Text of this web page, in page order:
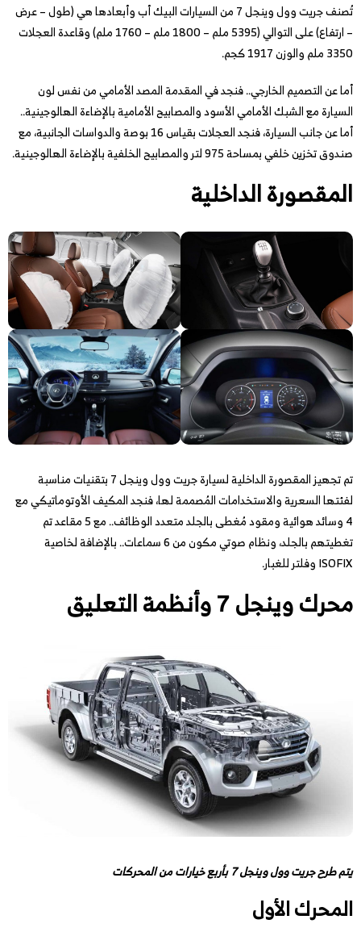
تُصنف جريت وول وينجل 7 من السيارات البيك أب وأبعادها هي (طول – عرض
– ارتفاع) على التوالي (5395 ملم – 1800 ملم – 1760 ملم) وقاعدة العجلات
3350 ملم والوزن 1917 كجم.
أما عن التصميم الخارجي.. فنجد في المقدمة المصد الأمامي من نفس لون
السيارة مع الشبك الأمامي الأسود والمصابيح الأمامية بالإضاءة الهالوجينية..
أما عن جانب السيارة، فنجد العجلات بقياس 16 بوصة والدواسات الجانبية، مع
صندوق تخزين خلفي بمساحة 975 لتر والمصابيح الخلفية بالإضاءة الهالوجينية.
المقصورة الداخلية
تم تجهيز المقصورة الداخلية لسيارة جريت وول وينجل 7 بتقنيات مناسبة
لفئتها السعرية والاستخدامات المُصممة لها، فنجد المكيف الأوتوماتيكي مع
4 وسائد هوائية ومقود مُغطى بالجلد متعدد الوظائف.. مع 5 مقاعد تم
تغطيتهم بالجلد، ونظام صوتي مكون من 6 سماعات.. بالإضافة لخاصية
ISOFIX وفلتر للغبار.
محرك وينجل 7 وأنظمة التعليق
يتم طرح جريت وول وينجل 7 بأربع خيارات من المحركات
المحرك الأول